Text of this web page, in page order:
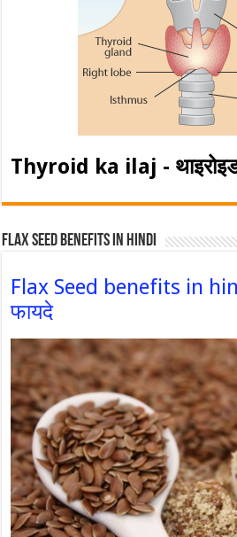
Thyroid ka ilaj -
Flax Seed Benefits in hindi
Flax Seed benefits in
फायदे